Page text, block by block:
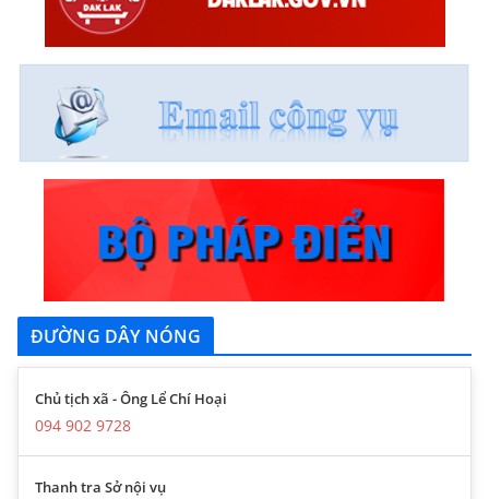
ĐƯỜNG DÂY NÓNG
Chủ tịch xã - Ông Lể Chí Hoại
094 902 9728
Thanh tra Sở nội vụ